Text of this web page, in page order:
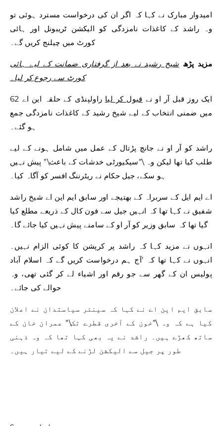
امیدوار مبارک نے کہا کہ اگر ان کی درخواست مسترد ہوئی تو
وہ راشد کے کاغذات نامزدگی کو الیکشن ٹریبونل اور ہائی
کورٹ میں چیلنج کریں گے۔
مزید پڑھ شیخ رشید نے بعد از گرفتاری ضمانت کے لیے ہائی
کورٹ سے رجوع کر لیا۔
ایک روز قبل آر او نے قبول کر لیا
راولپنڈی کے حلقہ این اے 62
میں ضمنی انتخاب کے لیے شیخ رشید کے کاغذات نامزدگی جمع
ہو گئے۔
راشد کو آر او نے جانچ پڑتال کے عمل میں شامل ہونے کے لیے
طلب کیا تھا لیکن وہ \”سیکیورٹی خدشات کے باعث\” پیش نہیں
ہو سکے، جیل حکام نے ریٹرننگ افسر کو آگاہ کیا۔
اے ایم ایل کے سربراہ کے بھتیجے اور سابق ایم این اے شیخ راشد
شفیق نے کہا تھا کہ انہیں جیل سے فون کال کے ذریعے مطلع کیا
گیا تھا کہ سابق وزیر کو آر او کے سامنے پیش نہیں کیا جائے گا۔
انہوں نے مزید کہا کہ راشد پر کرپشن کا کوئی الزام نہیں۔
انہوں نے کہا تھا کہ ’آج ہم درخواست کریں گے کہ اسلام آباد
پولیس ان کے گھر سے جو رقم اور اشیاء لے کر گئی تھی، وہ
حوالے کی جائے۔
سابق ایم این اے نے کہا کہ سینئر سیاستدان نے اعلان
کیا ہے کہ وہ \”خون کے آخری قطرے تک\” عمران خان کے
ساتھ کھڑے ہیں۔ راشد نے یہ بھی کہا تھا کہ وہ ذہنی
طور پر جیل سے الیکشن لڑنے کے لیے تیار ہیں۔